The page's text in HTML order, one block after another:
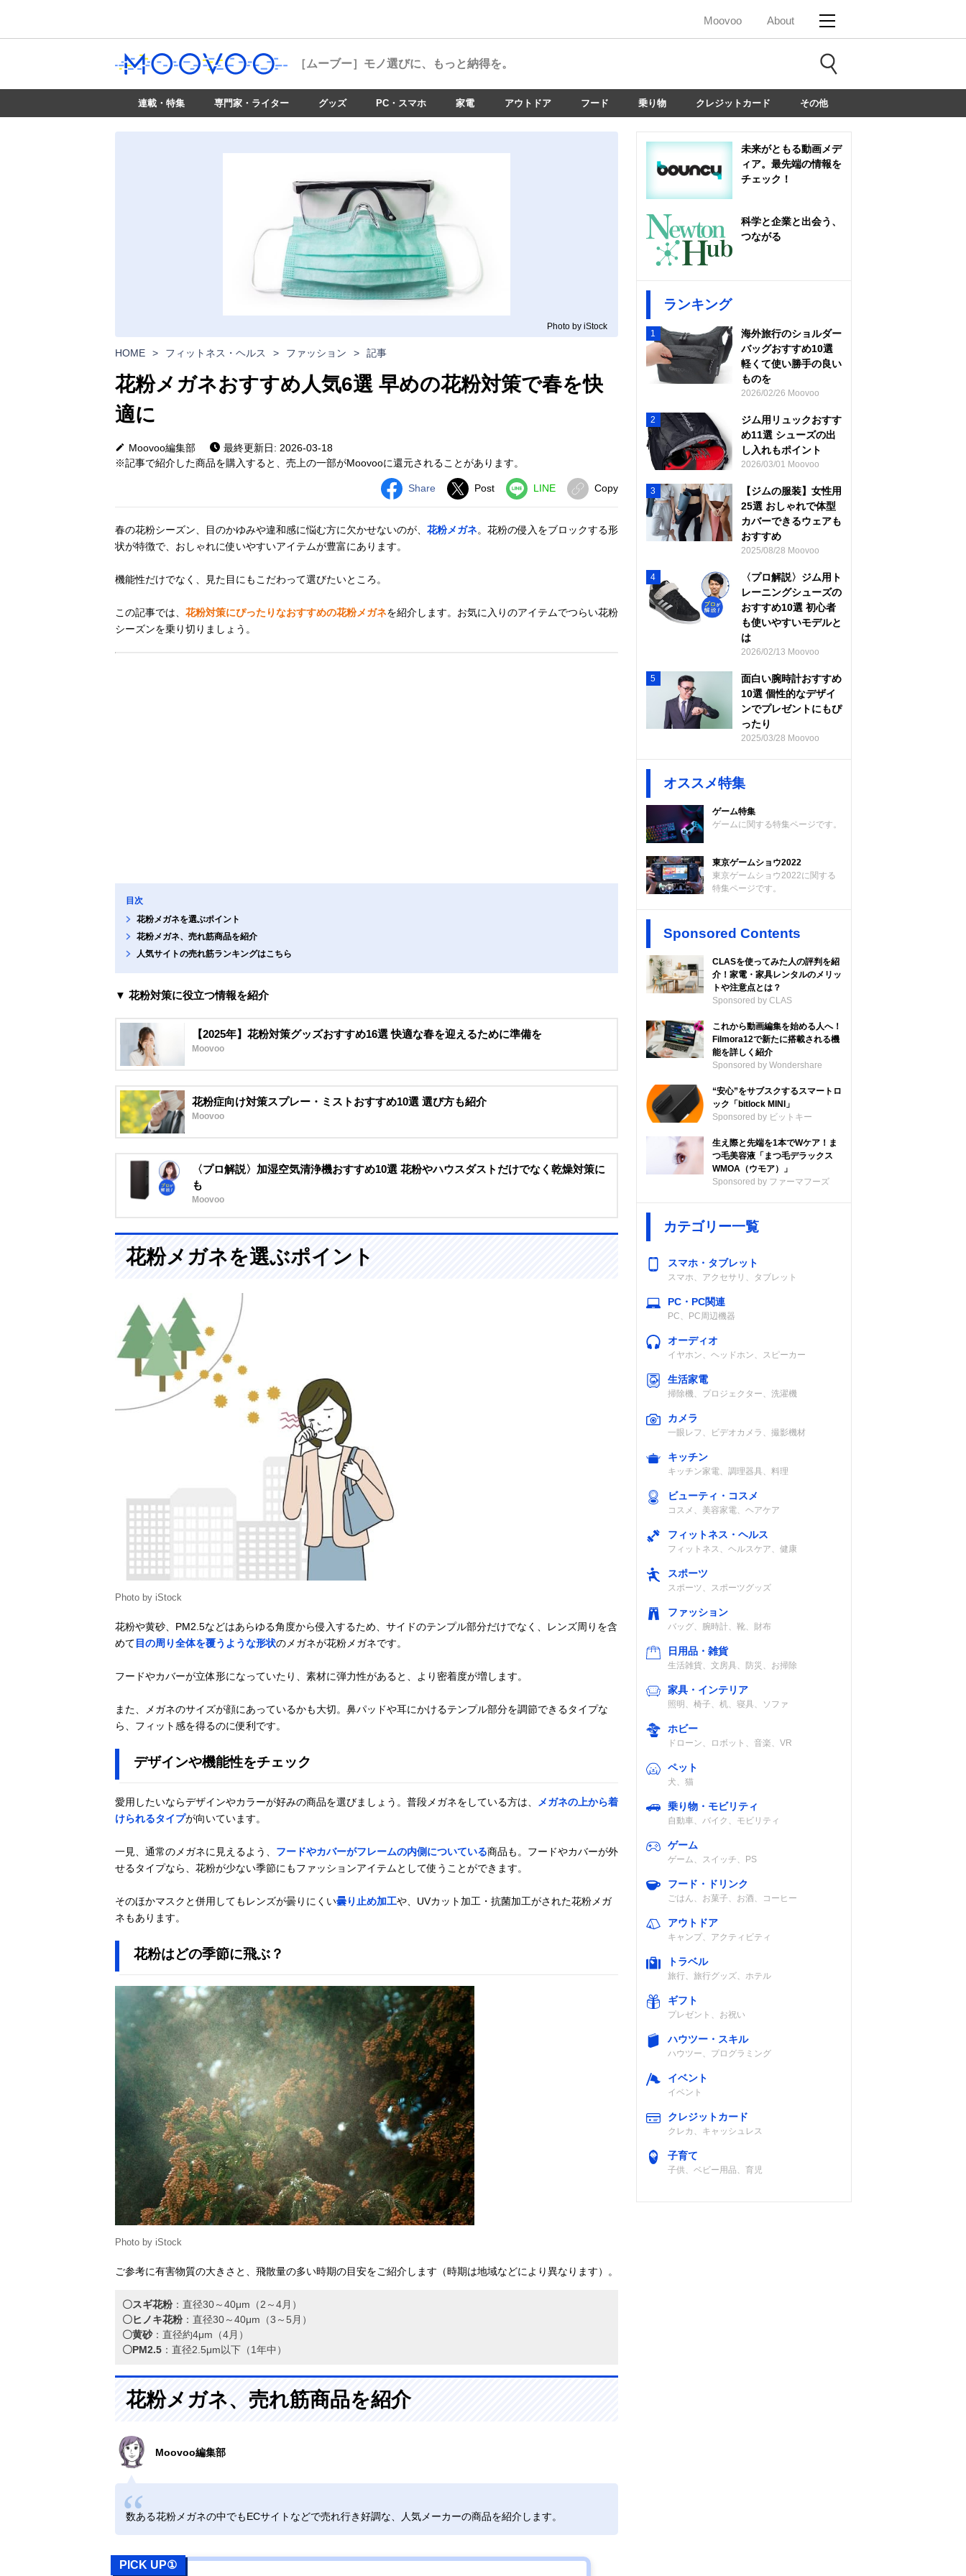
Moovoo About
［ムーブー］ モノ選びに、もっと納得を。
連載・特集 専門家・ライター グッズ PC・スマホ 家電 アウトドア フード 乗り物 クレジットカード その他
Photo by iStock
HOME > フィットネス・ヘルス > ファッション > 記事
花粉メガネおすすめ人気6選 早めの花粉対策で春を快
適に
Moovoo編集部
最終更新日: 2026-03-18
※記事で紹介した商品を購入すると、売上の一部がMoovooに還元されることがあります。
Share Post LINE Copy
春の花粉シーズン、目のかゆみや違和感に悩む方に欠かせないのが、 花粉メガネ。花粉の侵入をブロックする形
状が特徴で、おしゃれに使いやすいアイテムが豊富にあります。
機能性だけでなく、見た目にもこだわって選びたいところ。
この記事では、 花粉対策にぴったりなおすすめの花粉メガネを紹介します。お気に入りのアイテムでつらい花粉
シーズンを乗り切りましょう。
目次
花粉メガネを選ぶポイント
花粉メガネ、売れ筋商品を紹介
人気サイトの売れ筋ランキングはこちら
▼ 花粉対策に役立つ情報を紹介
【2025年】花粉対策グッズおすすめ16選 快適な春を迎えるために準備を
Moovoo
花粉症向け対策スプレー・ミストおすすめ10選 選び方も紹介
Moovoo
〈プロ解説〉加湿空気清浄機おすすめ10選 花粉やハウスダストだけでなく乾燥対策に
も
Moovoo
花粉メガネを選ぶポイント
Photo by iStock
花粉や黄砂、PM2.5などはあらゆる角度から侵入するため、サイドのテンプル部分だけでなく、レンズ周りを含
めて目の周り全体を覆うような形状のメガネが花粉メガネです。
フードやカバーが立体形になっていたり、素材に弾力性があると、より密着度が増します。
また、メガネのサイズが顔にあっているかも大切。鼻パッドや耳にかけるテンプル部分を調節できるタイプな
ら、フィット感を得るのに便利です。
デザインや機能性をチェック
愛用したいならデザインやカラーが好みの商品を選びましょう。普段メガネをしている方は、
メガネの上から着
けられるタイプが向いています。
一見、通常のメガネに見えるよう、 フードやカバーがフレームの内側についている商品も。フードやカバーが外
せるタイプなら、花粉が少ない季節にもファッションアイテムとして使うことができます。
そのほかマスクと併用してもレンズが曇りにくい曇り止め加工や、UVカット加工・抗菌加工がされた花粉メガ
ネもあります。
花粉はどの季節に飛ぶ？
Photo by iStock
ご参考に有害物質の大きさと、飛散量の多い時期の目安をご紹介します（時期は地域などにより異なります）。
〇スギ花粉：直径30～40μm（2～4月）
〇ヒノキ花粉：直径30～40μm（3～5月）
〇黄砂：直径約4μm（4月）
〇PM2.5：直径2.5μm以下（1年中）
花粉メガネ、売れ筋商品を紹介
Moovoo編集部
数ある花粉メガネの中でもECサイトなどで売れ行き好調な、人気メーカーの商品を紹介します。
PICK UP①
未来がともる動画メデ
ィア。最先端の情報を
チェック！
科学と企業と出会う、
つながる
ランキング
1
海外旅行のショルダー
バッグおすすめ10選
軽くて使い勝手の良い
ものを
2026/02/26 Moovoo
2
ジム用リュックおすす
め11選 シューズの出
し入れもポイント
2026/03/01 Moovoo
3
【ジムの服装】女性用
25選 おしゃれで体型
カバーできるウェアも
おすすめ
2025/08/28 Moovoo
4
〈プロ解説〉ジム用ト
レーニングシューズの
おすすめ10選 初心者
も使いやすいモデルと
は
2026/02/13 Moovoo
5
面白い腕時計おすすめ
10選 個性的なデザイ
ンでプレゼントにもぴ
ったり
2025/03/28 Moovoo
オススメ特集
ゲーム特集
ゲームに関する特集ページです。
東京ゲームショウ2022
東京ゲームショウ2022に関する
特集ページです。
Sponsored Contents
CLASを使ってみた人の評判を紹
介！家電・家具レンタルのメリッ
トや注意点とは？
Sponsored by CLAS
これから動画編集を始める人へ！
Filmora12で新たに搭載される機
能を詳しく紹介
Sponsored by Wondershare
“安心”をサブスクするスマートロ
ック「bitlock MINI」
Sponsored by ビットキー
生え際と先端を1本でWケア！ま
つ毛美容液「まつ毛デラックス
WMOA（ウモア）」
Sponsored by ファーマフーズ
カテゴリー一覧
スマホ・タブレット
スマホ、アクセサリ、タブレット
PC・PC関連
PC、PC周辺機器
オーディオ
イヤホン、ヘッドホン、スピーカー
生活家電
掃除機、プロジェクター、洗濯機
カメラ
一眼レフ、ビデオカメラ、撮影機材
キッチン
キッチン家電、調理器具、料理
ビューティ・コスメ
コスメ、美容家電、ヘアケア
フィットネス・ヘルス
フィットネス、ヘルスケア、健康
スポーツ
スポーツ、スポーツグッズ
ファッション
バッグ、腕時計、靴、財布
日用品・雑貨
生活雑貨、文房具、防災、お掃除
家具・インテリア
照明、椅子、机、寝具、ソファ
ホビー
ドローン、ロボット、音楽、VR
ペット
犬、猫
乗り物・モビリティ
自動車、バイク、モビリティ
ゲーム
ゲーム、スイッチ、PS
フード・ドリンク
ごはん、お菓子、お酒、コーヒー
アウトドア
キャンプ、アクティビティ
トラベル
旅行、旅行グッズ、ホテル
ギフト
プレゼント、お祝い
ハウツー・スキル
ハウツー、プログラミング
イベント
イベント
クレジットカード
クレカ、キャッシュレス
子育て
子供、ベビー用品、育児